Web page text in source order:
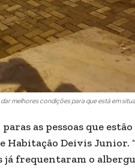
melhores condições para que está em
as pessoas que
Habitação Deivis Junior.
já frequentaram o